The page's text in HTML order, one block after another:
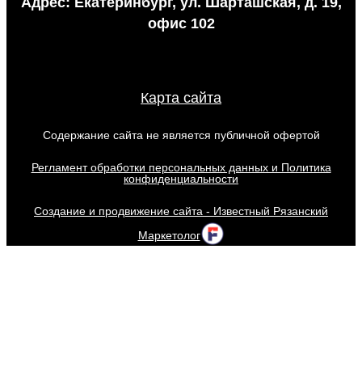
офис 102
Карта сайта
Содержание сайта не является публичной офертой
Регламент обработки персональных данных и Политика
конфиденциальности
Создание и продвижение сайта - Известный Рязанский
Маркетолог